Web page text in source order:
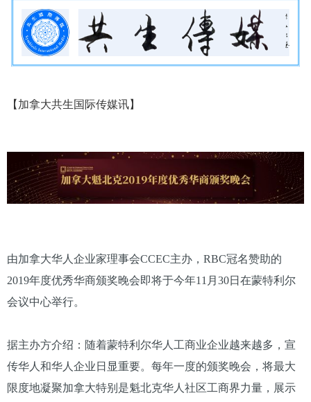
【加拿大共生国际传媒讯】
由加拿大华人企业家理事会CCEC主办，RBC冠名赞助的
2019年度优秀华商颁奖晚会即将于今年11月30日在蒙特利尔
会议中心举行。
据主办方介绍：随着蒙特利尔华人工商业企业越来越多，宣
传华人和华人企业日显重要。每年一度的颁奖晚会，将最大
限度地凝聚加拿大特别是魁北克华人社区工商界力量，展示